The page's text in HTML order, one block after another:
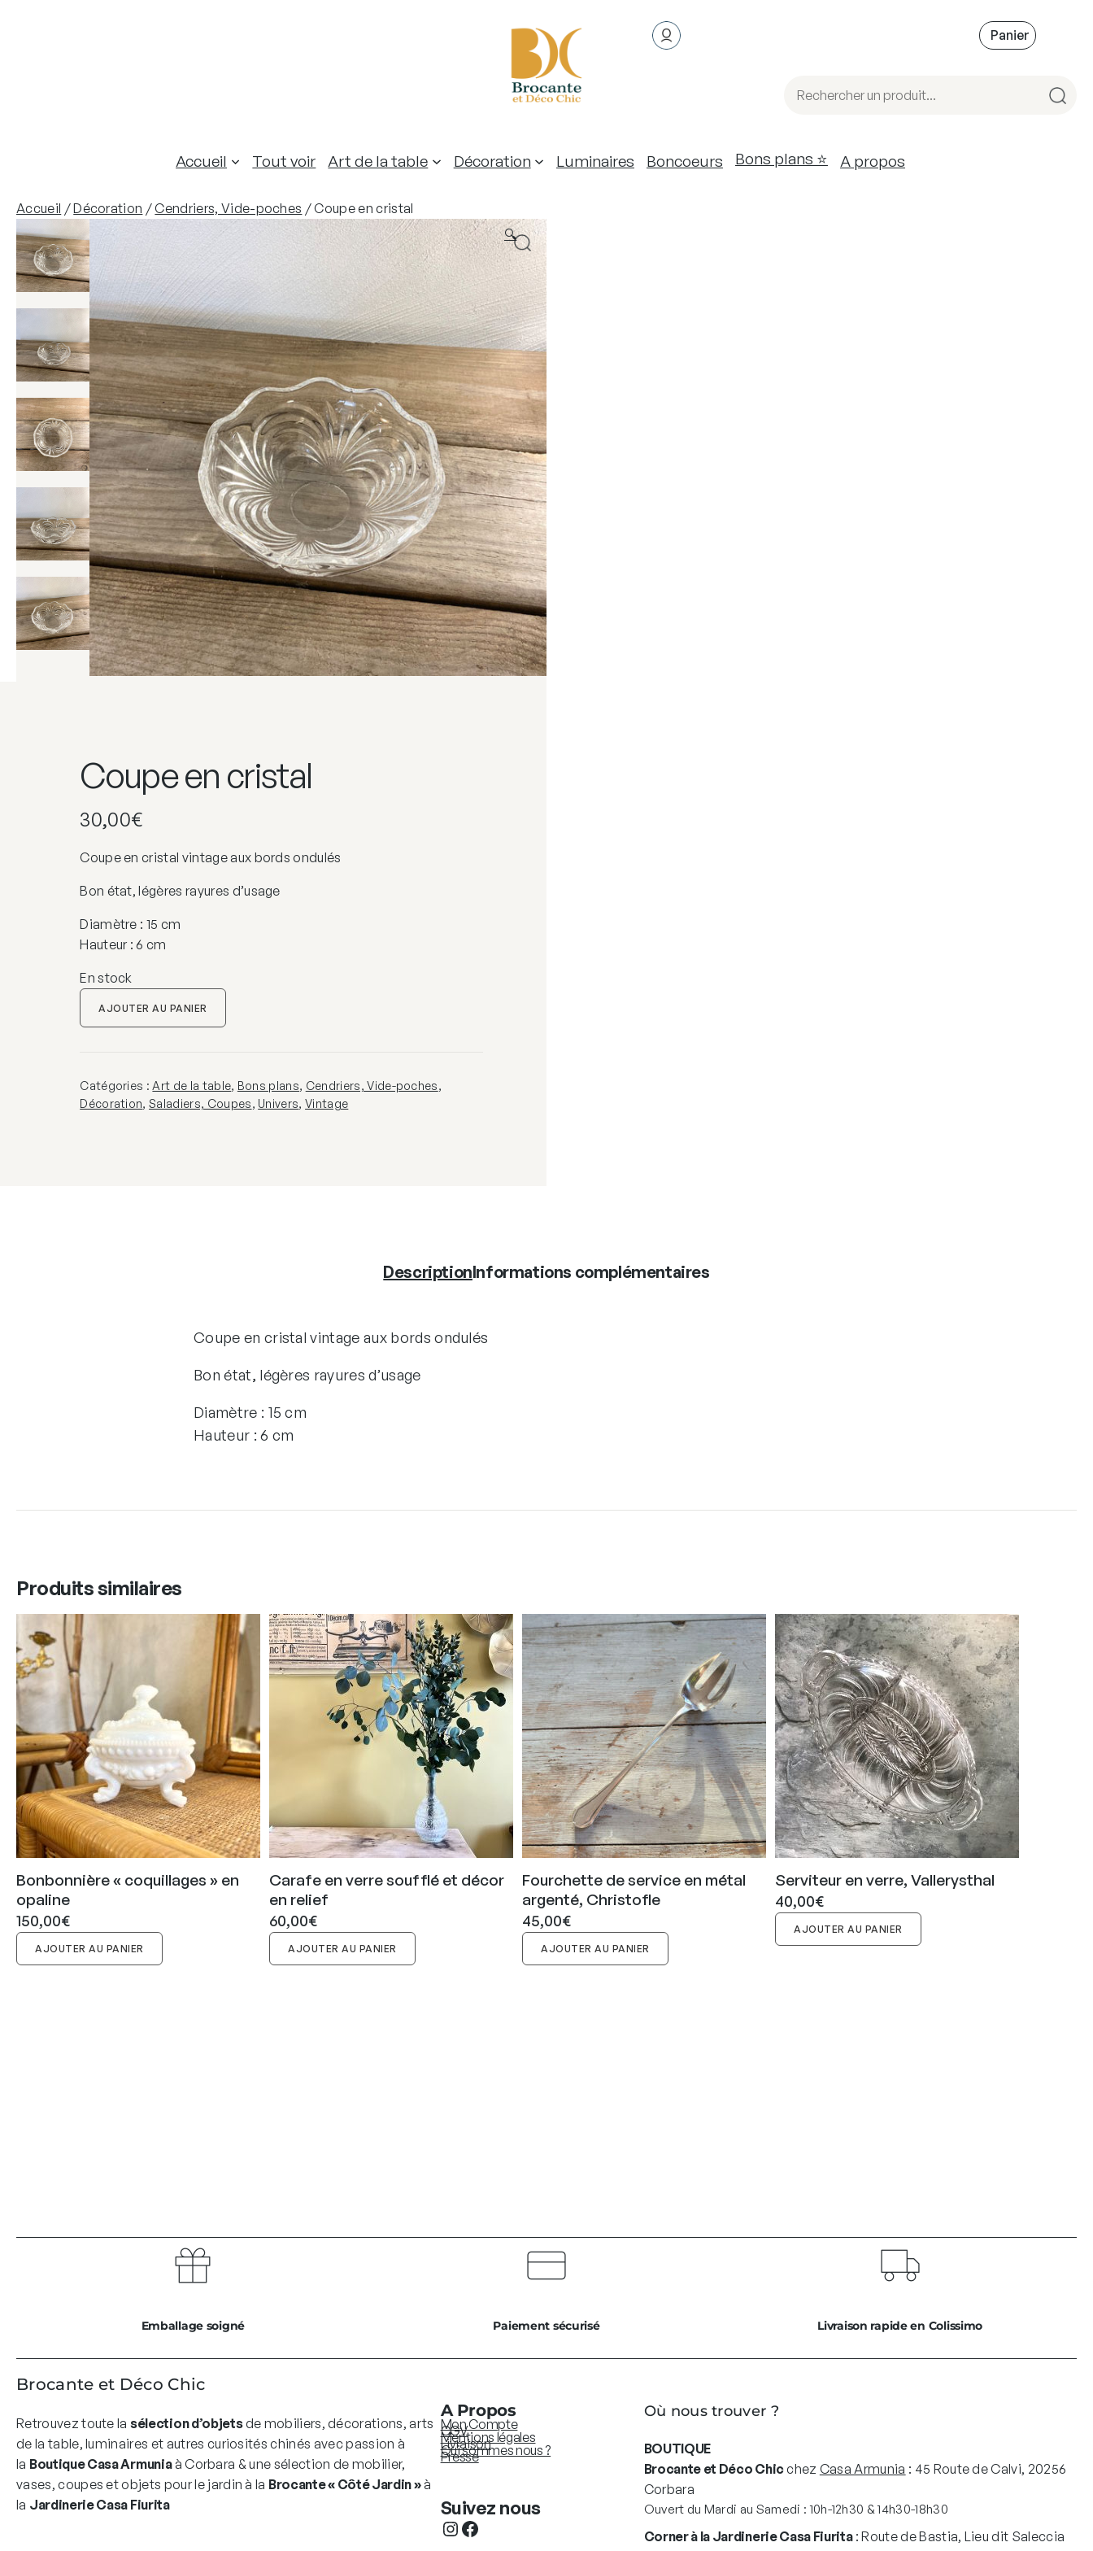
Accueil Tout voir Art de la table Décoration Luminaires Boncoeurs Bons plans ⭐️ A propos
Accueil /Décoration /Cendriers, Vide-poches / Coupe en cristal
🔍
Coupe en cristal
30,00€
Coupe en cristal vintage aux bords ondulés
Bon état, légères rayures d’usage
Diamètre : 15 cm
Hauteur : 6 cm
En stock
quantité
cristal
AJOUTER AU PANIER
Catégories : Art de la table, Bons plans, Cendriers, Vide-poches,
Décoration,Saladiers, Coupes, Univers,Vintage
DescriptionInformations complémentaires
Coupe en cristal vintage aux bords ondulés
Bon état, légères rayures d’usage
Diamètre : 15 cm
Hauteur : 6 cm
Produits similaires
Bonbonnière « coquillages » en
opaline
150,00€
AJOUTER AU PANIER
Carafe en verre soufflé et décor
en relief
60,00€
AJOUTER AU PANIER
Fourchette de service en métal
argenté, Christofle
45,00€
AJOUTER AU PANIER
Serviteur en verre, Vallerysthal
40,00€
AJOUTER AU PANIER
Emballage soigné Paiement sécurisé Livraison rapide en Colissimo
Brocante et Déco Chic
Retrouvez toute lasélection d’objetsde mobiliers, décorations, arts
de la table, luminaires et autres curiosités chinés avec passion à
la Boutique Casa Armuniaà Corbara & une sélection de mobilier,
vases, coupes et objets pour le jardin à la Brocante « Côté Jardin »à
la Jardinerie Casa Fiurita
A Propos
Mon Compte
CGV
Mentions légales
Livraison
Qui sommes nous ?
Presse
Suivez nous
InstagramFacebook
Où nous trouver ?
BOUTIQUE
Brocante et Déco Chicchez Casa Armunia : 45 Route de Calvi, 20256
Corbara
Ouvert du Mardi au Samedi : 10h-12h30 & 14h30-18h30
Corner à la Jardinerie Casa Fiurita: Route de Bastia, Lieu dit Saleccia